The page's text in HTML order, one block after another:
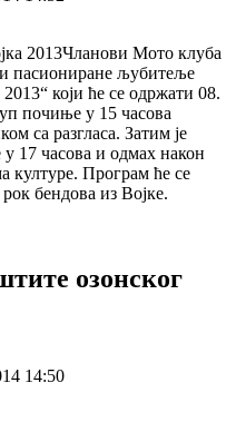
Чланови Мото клуба
пасиониране љубитеље
који ће се одржати 08.
почиње у 15 часова
са разгласа. Затим је
17 часова и одмах након
културе. Програм ће се
бендова из Војке.
озонског
14:50